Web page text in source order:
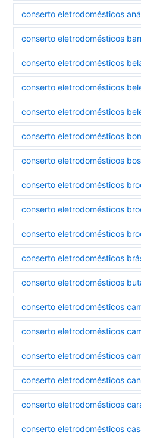
conserto eletrodomésticos
conserto eletrodomésticos
conserto eletrodomésticos
conserto eletrodomésticos
conserto eletrodomésticos
conserto eletrodomésticos
conserto eletrodomésticos
conserto eletrodomésticos
conserto eletrodomésticos
conserto eletrodomésticos
conserto eletrodomésticos
conserto eletrodomésticos
conserto eletrodomésticos
conserto eletrodomésticos
conserto eletrodomésticos
conserto eletrodomésticos
conserto eletrodomésticos
conserto eletrodomésticos